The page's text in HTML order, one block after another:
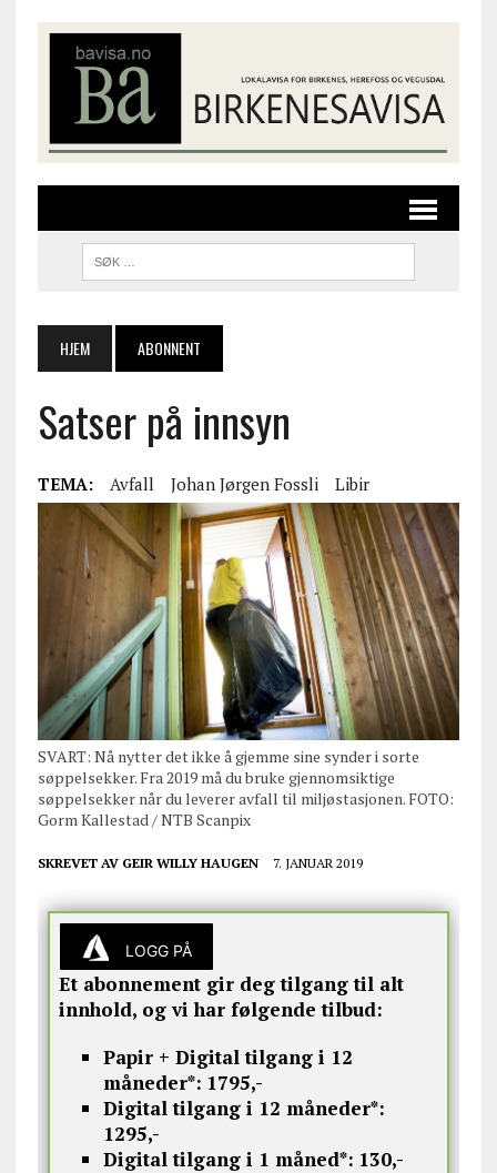
HJEM ABONNENT
Satser på innsyn
TEMA: Avfall Johan Jørgen Fossli Libir
SVART: Nå nytter det ikke å gjemme sine synder i sorte
søppelsekker. Fra 2019 må du bruke gjennomsiktige
søppelsekker når du leverer avfall til miljøstasjonen. FOTO:
Gorm Kallestad / NTB Scanpix
SKREVET AV GEIR WILLY HAUGEN 7. JANUAR 2019
LOGG PÅ
Et abonnement gir deg tilgang til alt
innhold, og vi har følgende tilbud:
Papir + Digital tilgang i 12
måneder*: 1795,-
Digital tilgang i 12 måneder*:
1295,-
Digital tilgang i 1 måned*: 130,-